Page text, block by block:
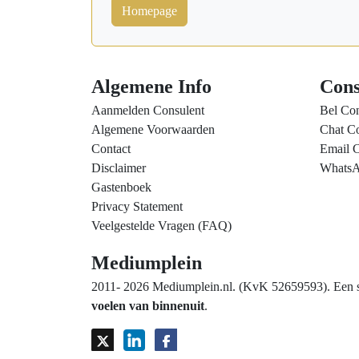
Homepage
Algemene Info
Aanmelden Consulent
Algemene Voorwaarden
Contact
Disclaimer
Gastenboek
Privacy Statement
Veelgestelde Vragen (FAQ)
Bel
Chat
Email
Mediumplein
2011- 2026 Mediumplein.nl. (KvK 52659593).
voelen van binnenuit.